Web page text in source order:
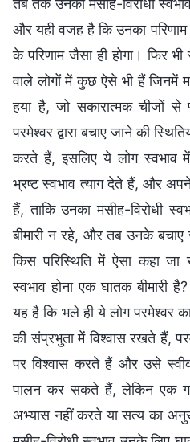
और यही वजह है कि उनका परिणाम
के परिणाम जैसा ही होगा। फिर भी
वाले लोगों में कुछ ऐसे भी हैं जिनमें
हया है, जो सकारात्मक चीजों
परमेश्वर द्वारा बचाए जाने की
करते हैं, इसलिए ये लोग स्वभाव
भ्रष्ट स्वभाव त्याग देते हैं, और अपने
हैं, ताकि उनका मसीह-विरोधी
बीमारी न रहे, और तब उनके बचाए
किस परिस्थिति में ऐसा कहा जा
स्वभाव होना एक घातक बीमारी
यह है कि भले ही ये लोग परमेश्वर
की संप्रभुता में विश्वास रखते हैं,
पर विश्वास करते हैं और उसे
पालन कर सकते हैं, लेकिन एक
अभ्यास नहीं करते या सत्य का